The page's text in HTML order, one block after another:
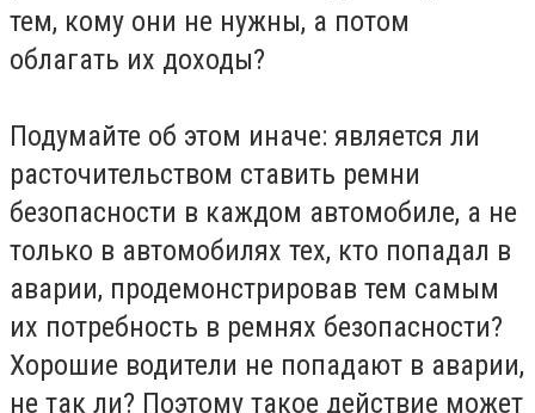
тем, кому они не нужны, а потом
облагать их доходы?
Подумайте об этом иначе: является ли
расточительством ставить ремни
безопасности в каждом автомобиле, а не
только в автомобилях тех, кто попадал в
аварии, продемонстрировав тем самым
их потребность в ремнях безопасности?
Хорошие водители не попадают в аварии,
не так ли? Поэтому такое действие может